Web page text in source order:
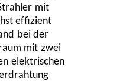
mit
effizient
bei der
mit zwei
elektrischen